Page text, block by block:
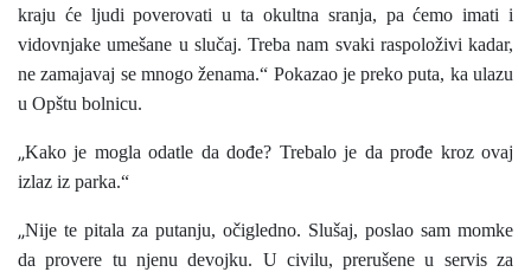
kraju će ljudi poverovati u ta okultna sranja, pa ćemo imati i
vidovnjake umešane u slučaj. Treba nam svaki raspoloživi kadar,
ne zamajavaj se mnogo ženama.“ Pokazao je preko puta, ka ulazu
u Opštu bolnicu.
„Kako je mogla odatle da dođe? Trebalo je da prođe kroz ovaj
izlaz iz parka.“
„Nije te pitala za putanju, očigledno. Slušaj, poslao sam momke
da provere tu njenu devojku. U civilu, prerušene u servis za